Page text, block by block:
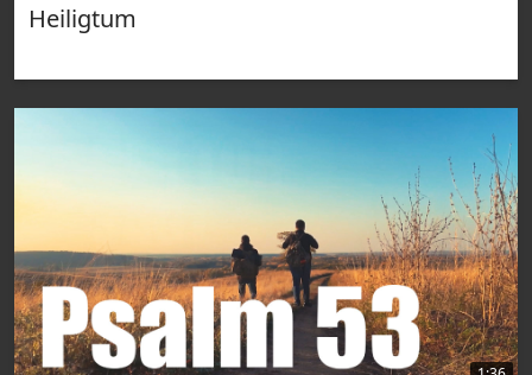
Heiligtum